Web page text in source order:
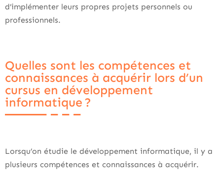
d’implémenter leurs propres projets personnels ou
professionnels.
Quelles sont les compétences et
connaissances à acquérir lors d’un
cursus en développement
informatique ?
Lorsqu’on étudie le développement informatique, il y a
plusieurs compétences et connaissances à acquérir.